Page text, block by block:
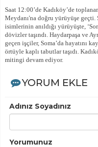
Saat 12:00’de Kadıköy’de
Meydanı'na doğru yürüyüşe geçti.
isimlerinin anıldığı yürüyüşte,
dövizler taşındı. Haydarpaşa ve
geçen işçiler, Soma’da hayatını
örtüyle kaplı tabutlar taşıdı.
mitingi devam ediyor.
YORUM EKLE
Adınız Soyadınız
Yorumunuz